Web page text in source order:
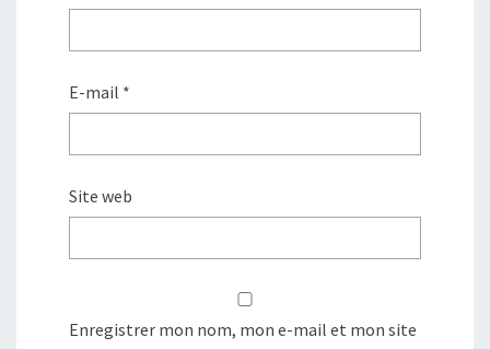
E-mail *
Site web
Enregistrer mon nom, mon e-mail et mon site